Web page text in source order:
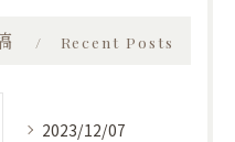
Recent Posts
2023/12/07